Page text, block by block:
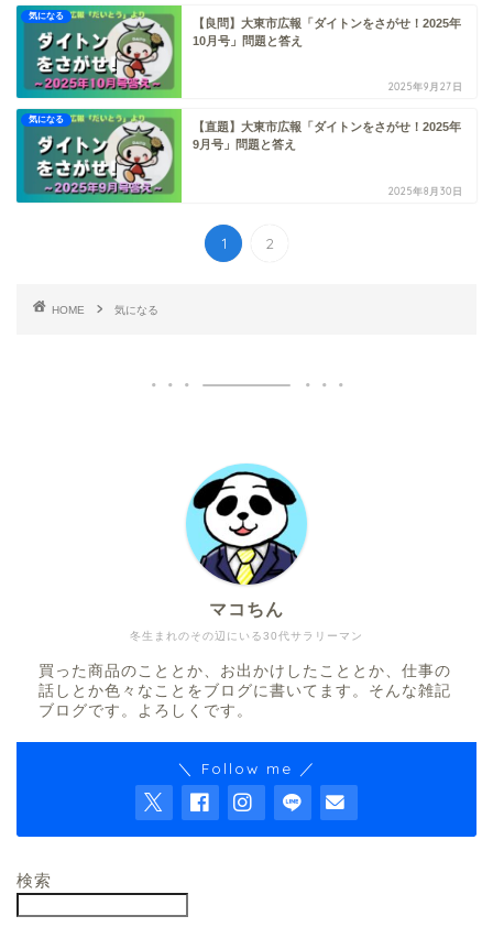
気になる
【良問】大東市広報「ダイトンをさがせ！2025年
10月号」問題と答え
2025年9月27日
気になる
【直題】大東市広報「ダイトンをさがせ！2025年
9月号」問題と答え
2025年8月30日
1 2
HOME 気になる
冬生まれのその辺にいる30代サラリーマン
マコちん
買った商品のこととか、お出かけしたこととか、仕事の
話しとか色々なことをブログに書いてます。そんな雑記
ブログです。よろしくです。
＼ Follow me ／
検索